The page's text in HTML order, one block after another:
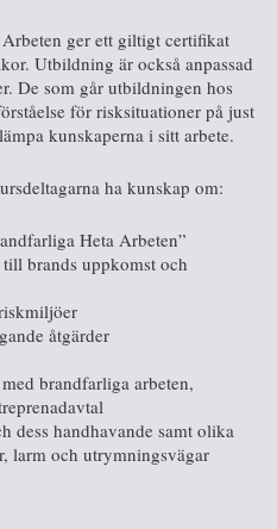
ger ett giltigt certifikat
Utbildning är också anpassad
De som går utbildningen hos
för risksituationer på just
kunskaperna i sitt arbete.
ha kunskap om:
Heta Arbeten”
brands uppkomst och
åtgärder
brandfarliga arbeten,
dess handhavande samt olika
larm och utrymningsvägar